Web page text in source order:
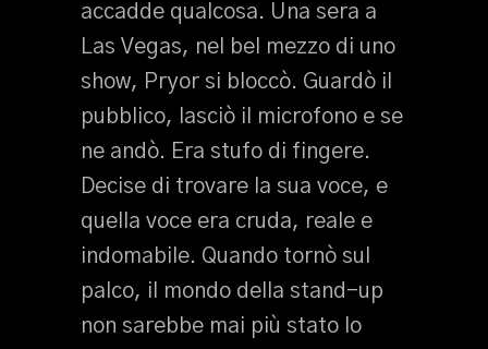
accadde qualcosa. Una sera a
Las Vegas, nel bel mezzo di uno
show, Pryor si bloccò. Guardò il
pubblico, lasciò il microfono e se
ne andò. Era stufo di fingere.
Decise di trovare la sua voce, e
quella voce era cruda, reale e
indomabile. Quando tornò sul
palco, il mondo della stand-up
non sarebbe mai più stato lo